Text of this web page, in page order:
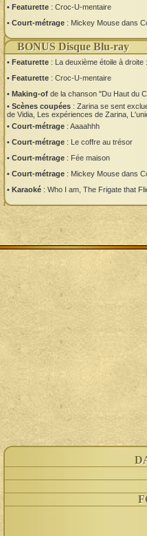
• Featurette : Croc-U-mentaire
• Court-métrage : Mickey Mouse dans
BONUS Disque Blu-ray
• Featurette : La deuxième étoile à droite
• Featurette : Croc-U-mentaire
• Making-of de la chanson "Du Haut du
• Scènes coupées: Zarina se sent
de Vidia, Les expériences de Zarina,
• Court-métrage : Aaaahhh
• Court-métrage : Le coffre au trésor
• Court-métrage : Fée maison
• Court-métrage : Mickey Mouse dans
• Karaoké : Who I am, The Frigate that